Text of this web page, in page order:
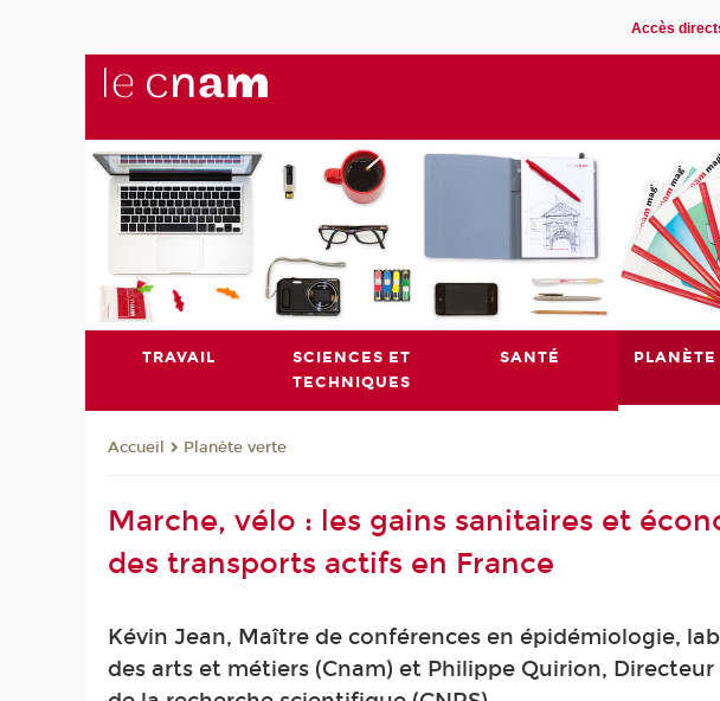
Accès
TRAVAIL
SCIENCES ET
TECHNIQUES
SANTÉ PLANÈTE
Accueil Planète verte
Marche, vélo : les gains sanitaires et
des transports actifs en France
Kévin Jean, Maître de conférences en épidémiologie,
des arts et métiers (Cnam) et Philippe Quirion,